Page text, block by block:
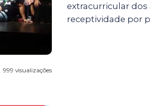
999 visualizações
extracurricular dos
receptividade por